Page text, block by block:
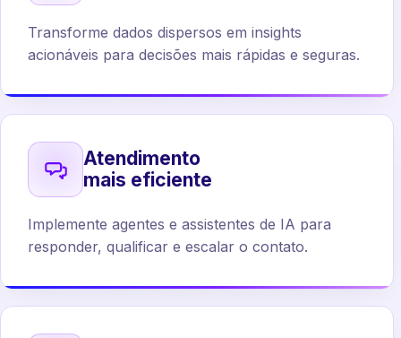
Transforme dados dispersos em insights
acionáveis para decisões mais rápidas e seguras.
Atendimento
mais eficiente
Implemente agentes e assistentes de IA para
responder, qualificar e escalar o contato.